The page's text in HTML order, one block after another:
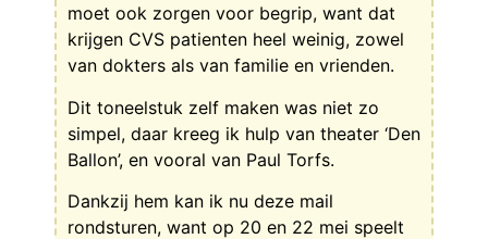
moet ook zorgen voor begrip, want dat
krijgen CVS patienten heel weinig, zowel
van dokters als van familie en vrienden.
Dit toneelstuk zelf maken was niet zo
simpel, daar kreeg ik hulp van theater ‘Den
Ballon’, en vooral van Paul Torfs.
Dankzij hem kan ik nu deze mail
rondsturen, want op 20 en 22 mei speelt